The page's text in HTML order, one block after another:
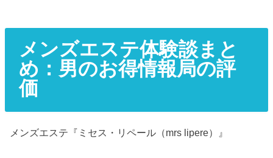
メンズエステ体験談まと
め：男のお得情報局の評
価
メンズエステ『ミセス・リペール（mrs lipere）』